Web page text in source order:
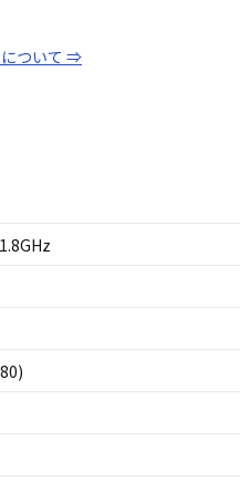
ついて ⇒